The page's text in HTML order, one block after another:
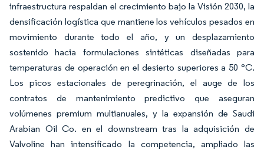
infraestructura respaldan el crecimiento bajo la Visión 2030, la
densificación logística que mantiene los vehículos pesados en
movimiento durante todo el año, y un desplazamiento
sostenido hacia formulaciones sintéticas diseñadas para
temperaturas de operación en el desierto superiores a 50 °C.
Los picos estacionales de peregrinación, el auge de los
contratos de mantenimiento predictivo que aseguran
volúmenes premium multianuales, y la expansión de Saudi
Arabian Oil Co. en el downstream tras la adquisición de
Valvoline han intensificado la competencia, ampliado las